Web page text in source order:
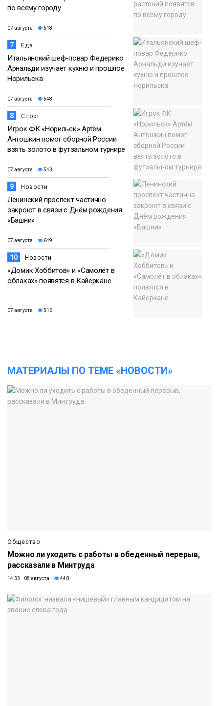
по всему городу
07 августа 518
7 Еда
Итальянский шеф-повар Федерико
Арнальди изучает кухню и прошлое
Норильска
07 августа 548
8 Спорт
Игрок ФК «Норильск» Артём
Антошкин помог сборной России
взять золото в футзальном турнире
07 августа 543
9 Новости
Ленинский проспект частично
закроют в связи с Днём рождения
«Башни»
07 августа 649
10 Новости
«Домик Хоббитов» и «Самолёт в
облаках» появятся в Кайеркане
07 августа 516
МАТЕРИАЛЫ ПО ТЕМЕ «НОВОСТИ»
Общество
Можно ли уходить с работы в обеденный перерыв,
рассказали в Минтруда
14:33 08 августа 440